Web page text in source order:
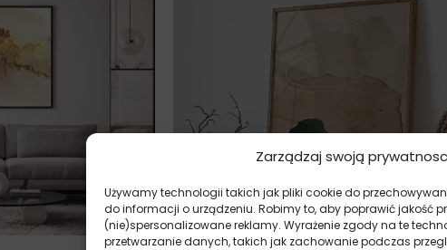
Zarządzaj swoją
Używamy technologii takich jak pliki cookie do
do informacji o urządzeniu. Robimy to, aby poprawić jakość
(nie)spersonalizowane reklamy. Wyrażenie zgody na te
przetwarzanie danych, takich jak zachowanie podczas